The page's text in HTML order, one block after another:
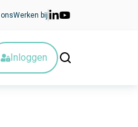
Werken bij
Inloggen